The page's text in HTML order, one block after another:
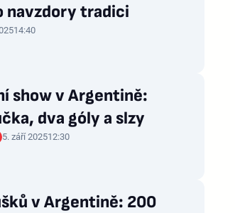
navzdory tradici
14:40
show v Argentině:
dva góly a slzy
5. září 202512:30
v Argentině: 200